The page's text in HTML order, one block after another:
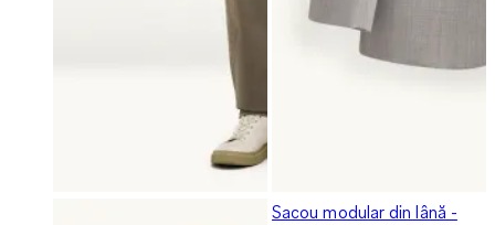
Sacou modular din lână -